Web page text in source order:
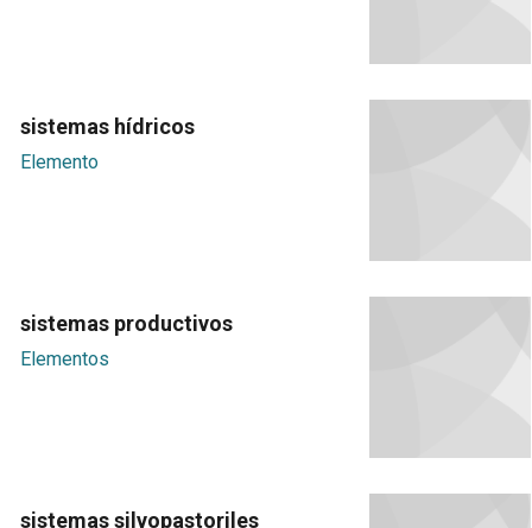
sistemas hídricos
Elemento
sistemas productivos
Elementos
sistemas silvopastoriles